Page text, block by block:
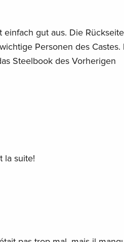
gut aus. Die
Personen des Castes.
Steelbook des Vorherigen
la suite!